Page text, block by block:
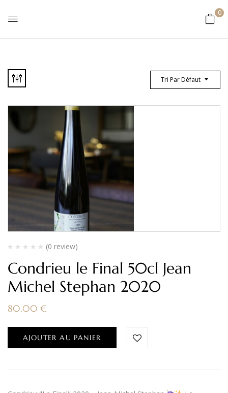
0
Tri Par Défaut
(0 review)
Condrieu le Final 50cl Jean
Michel Stephan 2020
80,00 €
AJOUTER AU PANIER